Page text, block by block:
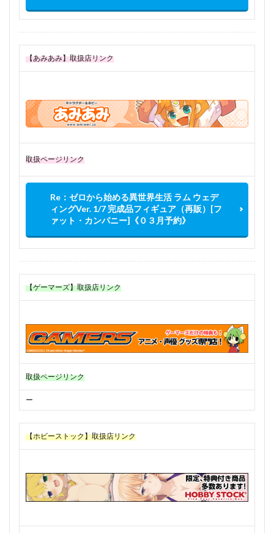
【あみあみ】取扱店リンク
取扱ページリンク
Re：ゼロから始める異世界生活 ラム ウェデ
ィングVer. 1/7 完成品フィギュア（再販）[フ
ァット・カンパニー]《０３月予約》
【ゲーマーズ】取扱店リンク
取扱ページリンク
ー
【ホビーストック】取扱店リンク